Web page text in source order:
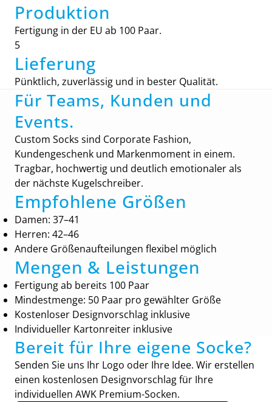
Produktion
Fertigung in der EU ab 100 Paar.
5
Lieferung
Pünktlich, zuverlässig und in bester Qualität.
Für Teams, Kunden und
Events.
Custom Socks sind Corporate Fashion,
Kundengeschenk und Markenmoment in einem.
Tragbar, hochwertig und deutlich emotionaler als
der nächste Kugelschreiber.
Empfohlene Größen
Damen: 37–41
Herren: 42–46
Andere Größenaufteilungen flexibel möglich
Mengen & Leistungen
Fertigung ab bereits 100 Paar
Mindestmenge: 50 Paar pro gewählter Größe
Kostenloser Designvorschlag inklusive
Individueller Kartonreiter inklusive
Bereit für Ihre eigene Socke?
Senden Sie uns Ihr Logo oder Ihre Idee. Wir erstellen
einen kostenlosen Designvorschlag für Ihre
individuellen AWK Premium-Socken.